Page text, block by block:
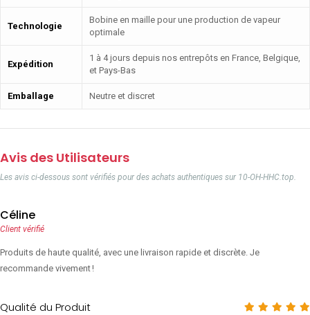
Technologie
Bobine en maille pour une production de vapeur
optimale
Expédition
1 à 4 jours depuis nos entrepôts en France, Belgique,
et Pays-Bas
Emballage Neutre et discret
Avis des Utilisateurs
Les avis ci-dessous sont vérifiés pour des achats authentiques sur 10-OH-HHC.top.
Céline
Client vérifié
Produits de haute qualité, avec une livraison rapide et discrète. Je
recommande vivement !
Qualité du Produit